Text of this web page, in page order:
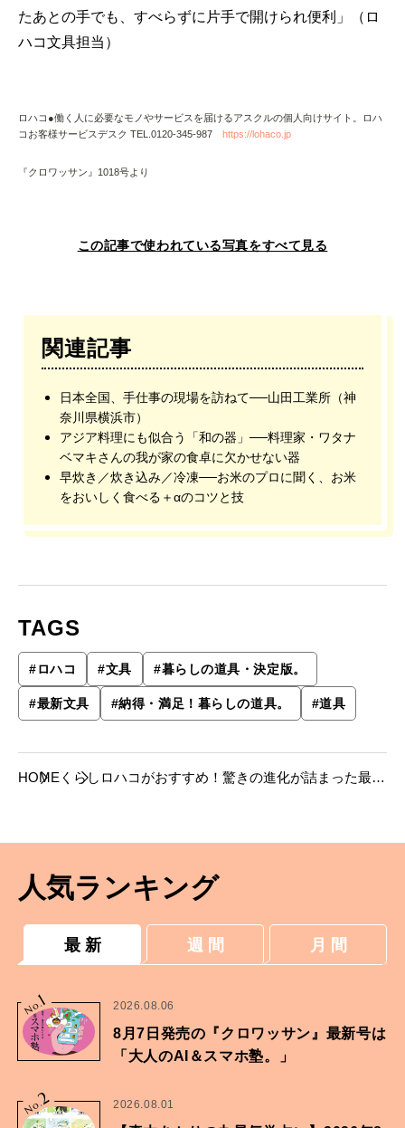
たあとの手でも、すべらずに片手で開けられ便利」（ロ
ハコ文具担当）
ロハコ●働く人に必要なモノやサービスを届けるアスクルの個人向けサイト。ロハ
コお客様サービスデスク TEL.0120-345-987 https://lohaco.jp
『クロワッサン』1018号より
この記事で使われている写真をすべて見る
関連記事
日本全国、手仕事の現場を訪ねて──山田工業所（神
奈川県横浜市）
アジア料理にも似合う「和の器」──料理家・ワタナ
ベマキさんの我が家の食卓に欠かせない器
早炊き／炊き込み／冷凍──お米のプロに聞く、お米
をおいしく食べる＋αのコツと技
TAGS
#ロハコ #文具 #暮らしの道具・決定版。
#最新文具 #納得・満足！暮らしの道具。 #道具
HOME くらし ロハコがおすすめ！驚きの進化が詰まった最新
人気ランキング
最 新 週 間 月 間
No.
1 2026.08.06
8月7日発売の『クロワッサン』最新号は
「大人のAI＆スマホ塾。」
No.2 2026.08.01